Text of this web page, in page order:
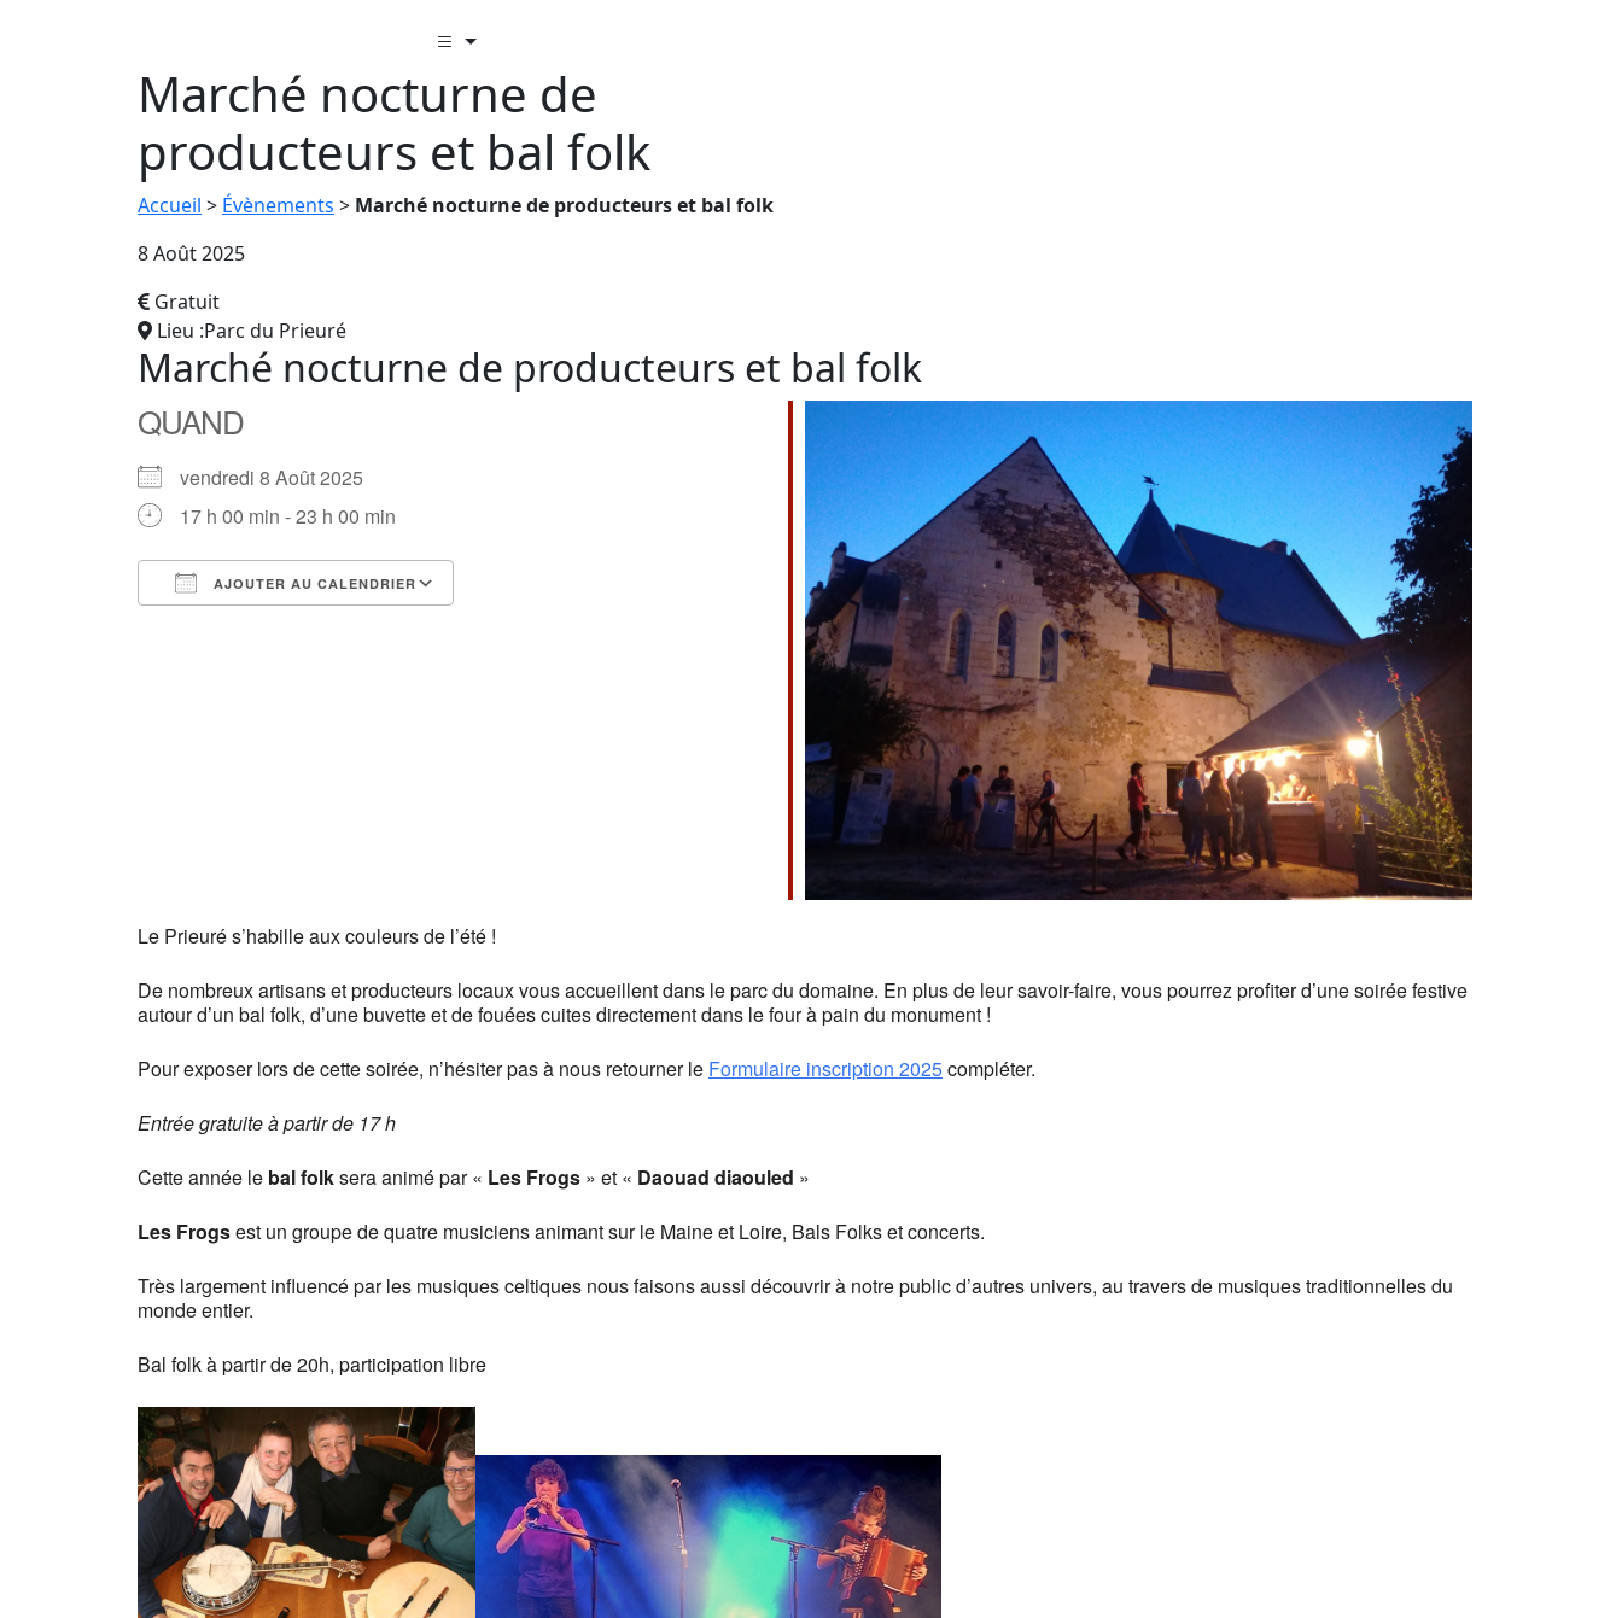
Marché nocturne de
producteurs et bal folk
Accueil > Évènements > Marché nocturne de producteurs et bal folk
8 Août 2025
Gratuit
Lieu :Parc du Prieuré
Marché nocturne de producteurs et bal folk
QUAND
vendredi 8 Août 2025
17 h 00 min - 23 h 00 min
AJOUTER AU CALENDRIER
Le Prieuré s’habille aux couleurs de l’été !
De nombreux artisans et producteurs locaux vous accueillent dans le parc du domaine. En plus de leur savoir-faire, vous pourrez profiter d’une soirée festive
autour d’un bal folk, d’une buvette et de fouées cuites directement dans le four à pain du monument !
Pour exposer lors de cette soirée, n’hésiter pas à nous retourner le Formulaire inscription 2025compléter.
Entrée gratuite à partir de 17 h
Cette année le bal folksera animé par « Les Frogs » et « Daouad diaouled »
Les Frogsest un groupe de quatre musiciens animant sur le Maine et Loire, Bals Folks et concerts.
Très largement influencé par les musiques celtiques nous faisons aussi découvrir à notre public d’autres univers, au travers de musiques traditionnelles du
monde entier.
Bal folk à partir de 20h, participation libre